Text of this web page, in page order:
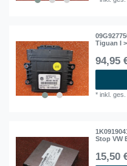
Tiguan I
94,95
*inkl. ges.
Stop VW
15,50